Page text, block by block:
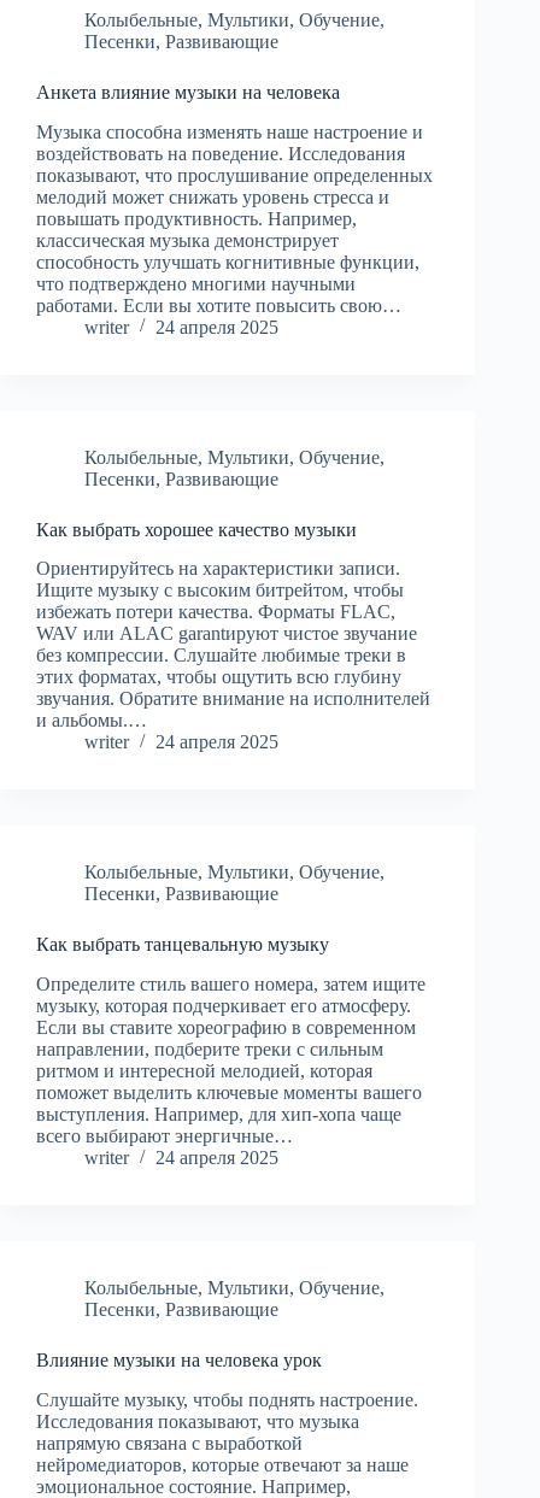
Колыбельные, Мультики, Обучение,
Песенки, Развивающие
Анкета влияние музыки на человека
Музыка способна изменять наше настроение и
воздействовать на поведение. Исследования
показывают, что прослушивание определенных
мелодий может снижать уровень стресса и
повышать продуктивность. Например,
классическая музыка демонстрирует
способность улучшать когнитивные функции,
что подтверждено многими научными
работами. Если вы хотите повысить свою…
writer
24 апреля 2025
Колыбельные, Мультики, Обучение,
Песенки, Развивающие
Как выбрать хорошее качество музыки
Ориентируйтесь на характеристики записи.
Ищите музыку с высоким битрейтом, чтобы
избежать потери качества. Форматы FLAC,
WAV или ALAC garantируют чистое звучание
без компрессии. Слушайте любимые треки в
этих форматах, чтобы ощутить всю глубину
звучания. Обратите внимание на исполнителей
и альбомы.…
writer
24 апреля 2025
Колыбельные, Мультики, Обучение,
Песенки, Развивающие
Как выбрать танцевальную музыку
Определите стиль вашего номера, затем ищите
музыку, которая подчеркивает его атмосферу.
Если вы ставите хореографию в современном
направлении, подберите треки с сильным
ритмом и интересной мелодией, которая
поможет выделить ключевые моменты вашего
выступления. Например, для хип-хопа чаще
всего выбирают энергичные…
writer
24 апреля 2025
Колыбельные, Мультики, Обучение,
Песенки, Развивающие
Влияние музыки на человека урок
Слушайте музыку, чтобы поднять настроение.
Исследования показывают, что музыка
напрямую связана с выработкой
нейромедиаторов, которые отвечают за наше
эмоциональное состояние. Например,